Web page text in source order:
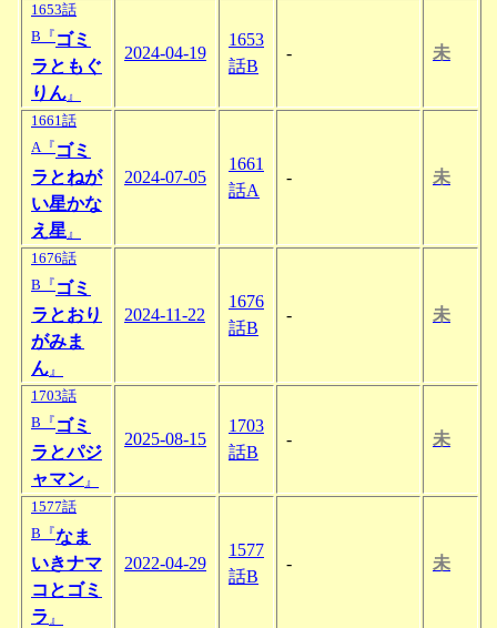
1653話
B『 ゴミ
ラともぐ
りん 』
2024-04-19
1653
話B
- 未
1661話
A『 ゴミ
ラとねが
い星かな
え星 』
2024-07-05
1661
話A
- 未
1676話
B『 ゴミ
ラとおり
がみま
ん 』
2024-11-22
1676
話B
- 未
1703話
B『 ゴミ
ラとパジ
ャマン 』
2025-08-15
1703
話B
- 未
1577話
B『なま
いきナマ
コとゴミ
ラ 』
2022-04-29
1577
話B
- 未